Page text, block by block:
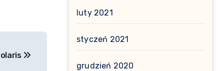
luty 2021
styczeń 2021
grudzień 2020